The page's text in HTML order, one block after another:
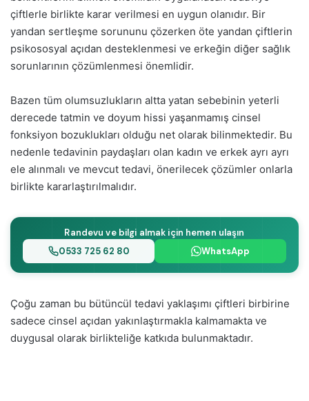
çiftlerle birlikte karar verilmesi en uygun olanıdır. Bir
yandan sertleşme sorununu çözerken öte yandan çiftlerin
psikososyal açıdan desteklenmesi ve erkeğin diğer sağlık
sorunlarının çözümlenmesi önemlidir.
Bazen tüm olumsuzlukların altta yatan sebebinin yeterli
derecede tatmin ve doyum hissi yaşanmamış cinsel
fonksiyon bozuklukları olduğu net olarak bilinmektedir. Bu
nedenle tedavinin paydaşları olan kadın ve erkek ayrı ayrı
ele alınmalı ve mevcut tedavi, önerilecek çözümler onlarla
birlikte kararlaştırılmalıdır.
Randevu ve bilgi almak için hemen ulaşın
0533 725 62 80
WhatsApp
Çoğu zaman bu bütüncül tedavi yaklaşımı çiftleri birbirine
sadece cinsel açıdan yakınlaştırmakla kalmamakta ve
duygusal olarak birlikteliğe katkıda bulunmaktadır.